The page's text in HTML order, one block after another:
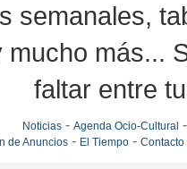
semanales,
más...
faltar entre
Noticias- Agenda Ocio-Cultural
de Anuncios- El Tiempo- Contacto